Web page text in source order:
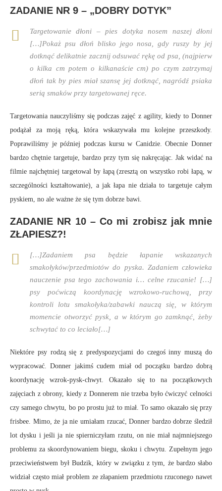
ZADANIE NR 9 – „DOBRY DOTYK”
Targetowanie dłoni – pies dotyka nosem naszej dłoni
[…]Pokaż psu dłoń blisko jego nosa, gdy ruszy by jej
dotknąć delikatnie zacznij odsuwać rękę od psa, (najpierw
o kilka cm potem o kilkanaście cm) po czym zatrzymaj
dłoń tak by pies miał szansę jej dotknąć, nagródź psiaka
serią smaków przy targetowanej ręce.
Targetowania nauczyliśmy się podczas zajęć z agility, kiedy to Donner
podążał za moją ręką, która wskazywała mu kolejne przeszkody.
Poprawiliśmy je później podczas kursu w Canidzie. Obecnie Donner
bardzo chętnie targetuje, bardzo przy tym się nakręcając. Jak widać na
filmie najchętniej targetowal by łapą (zresztą on wszystko robi łapą, w
szczególności kształtowanie), a jak łapa nie działa to targetuje całym
pyskiem, no ale ważne że się tym dobrze bawi.
ZADANIE NR 10 – Co mi zrobisz jak mnie
ZŁAPIESZ?!
[…]Zadaniem psa będzie łapanie wskazanych
smakołyków/przedmiotów do pyska. Zadaniem człowieka
nauczenie psa tego zachowania i… celne rzucanie! […]
psy poćwiczą koordynację wzrokowo-ruchową, przy
kontroli lotu smakołyka/zabawki nauczą się, w którym
momencie otworzyć pysk, a w którym go zamknąć, żeby
schwytać to co leciało[…]
Niektóre psy rodzą się z predyspozycjami do czegoś inny muszą do
wypracować. Donner jakimś cudem miał od początku bardzo dobrą
koordynację wzrok-pysk-chwyt. Okazało się to na początkowych
zajęciach z obrony, kiedy z Donnerem nie trzeba było ćwiczyć celności
czy samego chwytu, bo po prostu już to miał. To samo okazało się przy
frisbee. Mimo, że ja nie umiałam rzucać, Donner bardzo dobrze śledził
lot dysku i jeśli ja nie spierniczyłam rzutu, on nie miał najmniejszego
problemu za skoordynowaniem biegu, skoku i chwytu. Zupełnym jego
przeciwieństwem był Budzik, który w związku z tym, że bardzo słabo
widział często miał problem ze złapaniem przedmiotu rzuconego nawet